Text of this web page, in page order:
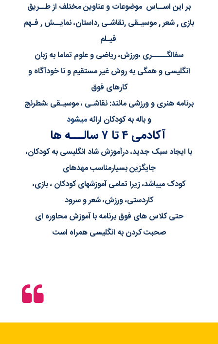
بر این اســاس موضوعات و عناوین مختلف از طــریق
بازی , شعر , موسیـقی ,نقاشـی ,داستان، نمایــش , فـهم
سفالگـــــری ،ورزش، ریاضی و علوم تماما به زبان
انگلیسی و همگی به روش غیر مستقیم و نا خودآگاه و
کارهای فوق
برنامه هنری و ورزشی مانند: نقاشـی ، موسیـقی ،شطرنج
و باله به کودکان ارائهمیشود
آکادمی ۴ تا ۷ سالـــه ها
با ایجاد سبک جدید، درآموزش شاد انگلیسی به کودکان،
جایگزین بسیارمناسب مهدهای
کودک میباشد، زیرا تمامی آموزشهای کودکان ، بازی،
کاردستی، ورزش، شعر و سرود
حتی کلاس های فوق برنامه با آموزش محاوره ای
صحبت کردن به انگلیسی همراه است